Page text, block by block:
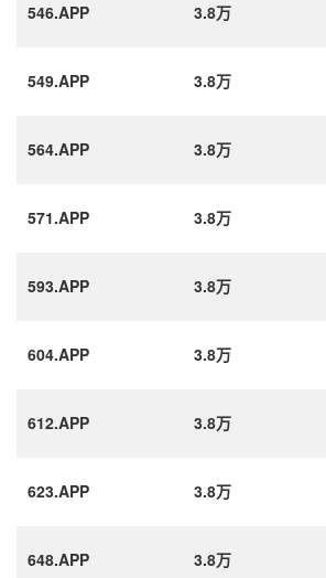
546.APP 3.8万
549.APP 3.8万
564.APP 3.8万
571.APP 3.8万
593.APP 3.8万
604.APP 3.8万
612.APP 3.8万
623.APP 3.8万
648.APP 3.8万